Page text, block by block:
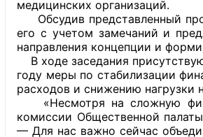
советы
Общественные советы при
исполнительной власти
Общественные советы по
оказания услуг
медицинских организаций.
Обсудив представленный
его с учетом замечаний и
направления концепции и
В ходе заседания
году меры по стабилизации
расходов и снижению
«Несмотря на сложную
комиссии Общественной
— Для нас важно сейчас